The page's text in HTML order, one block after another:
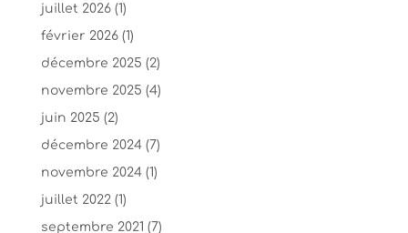
juillet 2026(1)
février 2026(1)
décembre 2025 (2)
novembre 2025 (4)
juin 2025 (2)
décembre 2024(7)
novembre 2024(1)
juillet 2022(1)
septembre 2021 (7)